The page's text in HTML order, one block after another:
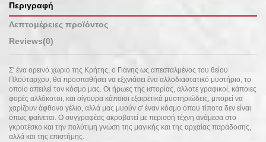
Περιγραφή
Λεπτομέρειες προϊόντος
Reviews(0)
Σ' ένα ορεινό χωριό της Κρήτης, ο Γιάνης ως απεσταλμένος του θείου
Πλούταρχου, θα προσπαθήσει να εξχνιάσει ένα αλλοδιαστατικό μυστήριο, το
οποίο απειλεί τον κόσμο μας. Οι ήρωες της ιστορίας, άλλοτε γραφικοί, κάποιες
φορές αλλόκοτοι, και σίγουρα κάποιοι εξαιρετικά μυστηριώδεις, μπορεί να
χαρίζουν άφθονο γέλιο, αλλά μας μυούν σ' έναν κόσμο όπου τίποτα δεν είναι
όπως φαίνεται. Ο συγγραφέας ακροβατεί με περισσή τέχνη ανάμεσα στο
γκροτέσκο και την πολύτιμη γνώση της μαγικής και της αρχαίας παράδοσης,
αλλά και της επιστήμης.